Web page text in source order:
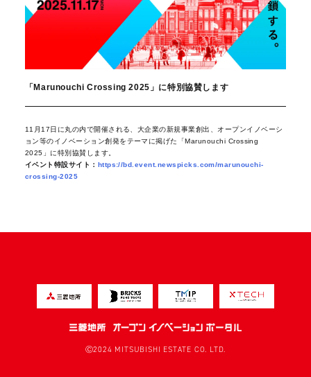
「Marunouchi Crossing 2025」に特別協賛します
11月17日に丸の内で開催される、大企業の新規事業創出、オープンイノベーシ
ョン等のイノベーション創発をテーマに掲げた「Marunouchi Crossing
2025」に特別協賛します。
イベント特設サイト：
https://bd.event.newspicks.com/marunouchi-
crossing-2025
Ⓒ2024 MITSUBISHI ESTATE CO. LTD.